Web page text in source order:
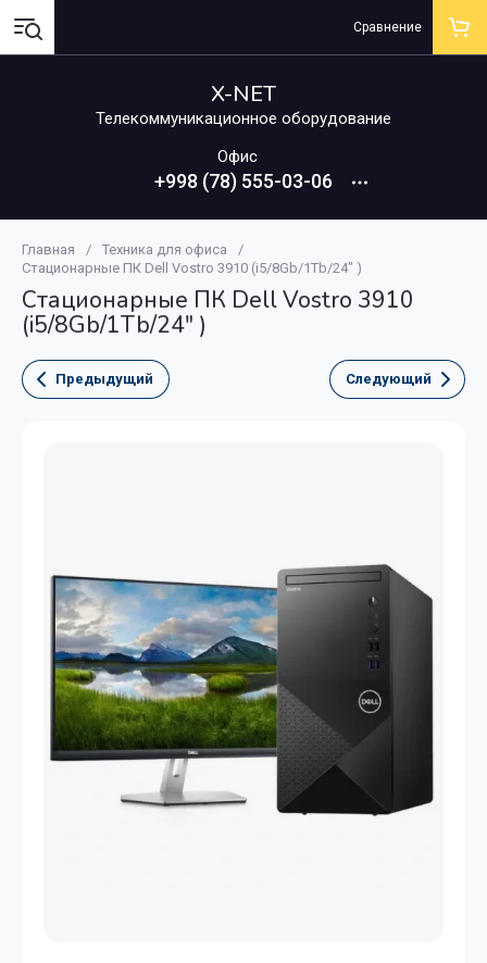
X-NET
Телекоммуникационное оборудование
Офис
+998 (78) 555-03-06
Сравнение
Главная / Техника для офиса
/
Стационарные ПК Dell Vostro 3910 (i5/8Gb/1Tb/24" )
Стационарные ПК Dell Vostro 3910
(i5/8Gb/1Tb/24" )
Предыдущий Следующий